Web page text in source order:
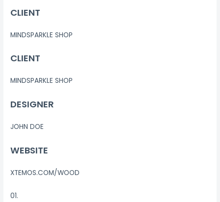
CLIENT
MINDSPARKLE SHOP
CLIENT
MINDSPARKLE SHOP
DESIGNER
JOHN DOE
WEBSITE
XTEMOS.COM/WOOD
01.